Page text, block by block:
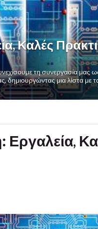
Καλές
τη συνεργασία μας
δημιουργώντας μια λίστα με
Εργαλεία,